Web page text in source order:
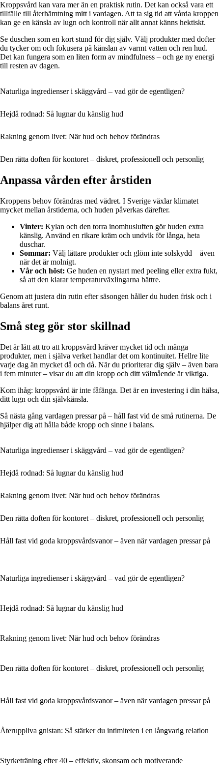
Kroppsvård kan vara mer än en praktisk rutin. Det kan också vara ett
tillfälle till återhämtning mitt i vardagen. Att ta sig tid att vårda kroppen
kan ge en känsla av lugn och kontroll när allt annat känns hektiskt.
Se duschen som en kort stund för dig själv. Välj produkter med dofter
du tycker om och fokusera på känslan av varmt vatten och ren hud.
Det kan fungera som en liten form av mindfulness – och ge ny energi
till resten av dagen.
Naturliga ingredienser i skäggvård – vad gör de egentligen?
Hejdå rodnad: Så lugnar du känslig hud
Rakning genom livet: När hud och behov förändras
Den rätta doften för kontoret – diskret, professionell och personlig
Anpassa vården efter årstiden
Kroppens behov förändras med vädret. I Sverige växlar klimatet
mycket mellan årstiderna, och huden påverkas därefter.
Vinter: Kylan och den torra inomhusluften gör huden extra
känslig. Använd en rikare kräm och undvik för långa, heta
duschar.
Sommar: Välj lättare produkter och glöm inte solskydd – även
när det är molnigt.
Vår och höst: Ge huden en nystart med peeling eller extra fukt,
så att den klarar temperaturväxlingarna bättre.
Genom att justera din rutin efter säsongen håller du huden frisk och i
balans året runt.
Små steg gör stor skillnad
Det är lätt att tro att kroppsvård kräver mycket tid och många
produkter, men i själva verket handlar det om kontinuitet. Hellre lite
varje dag än mycket då och då. När du prioriterar dig själv – även bara
i fem minuter – visar du att din kropp och ditt välmående är viktiga.
Kom ihåg: kroppsvård är inte fåfänga. Det är en investering i din hälsa,
ditt lugn och din självkänsla.
Så nästa gång vardagen pressar på – håll fast vid de små rutinerna. De
hjälper dig att hålla både kropp och sinne i balans.
Naturliga ingredienser i skäggvård – vad gör de egentligen?
Hejdå rodnad: Så lugnar du känslig hud
Rakning genom livet: När hud och behov förändras
Den rätta doften för kontoret – diskret, professionell och personlig
Håll fast vid goda kroppsvårdsvanor – även när vardagen pressar på
Naturliga ingredienser i skäggvård – vad gör de egentligen?
Hejdå rodnad: Så lugnar du känslig hud
Rakning genom livet: När hud och behov förändras
Den rätta doften för kontoret – diskret, professionell och personlig
Håll fast vid goda kroppsvårdsvanor – även när vardagen pressar på
Återuppliva gnistan: Så stärker du intimiteten i en långvarig relation
Styrketräning efter 40 – effektiv, skonsam och motiverande